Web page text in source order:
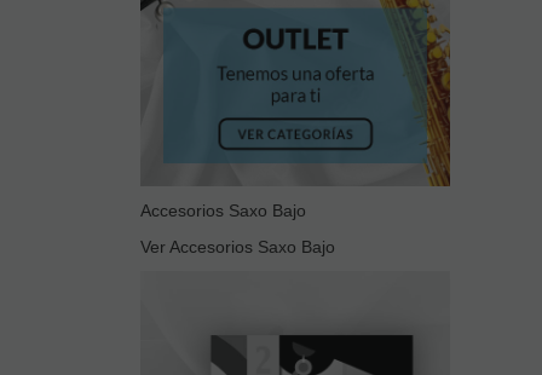
Accesorios Saxo Bajo
Ver Accesorios Saxo Bajo